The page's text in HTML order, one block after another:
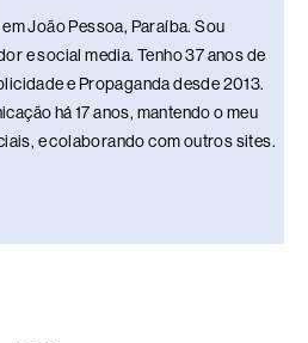
João Pessoa, Paraíba. Sou
e social media. Tenho 37 anos de
e Propaganda desde 2013.
há 17 anos, mantendo o meu
e colaborando com outros sites.